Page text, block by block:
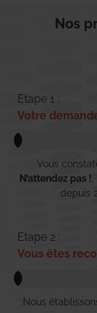
Nos
Etape 1 :
Votre
Vous
N’attendez pas !
depuis
Etape 2 :
Vous êtes
Nous